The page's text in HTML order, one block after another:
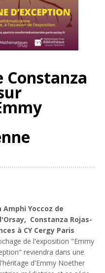
Constanza
Amphi Yoccoz de
Constanza Rojas-
à CY Cergy Paris
de l'exposition "Emmy
reviendra dans une
d'Emmy Noether